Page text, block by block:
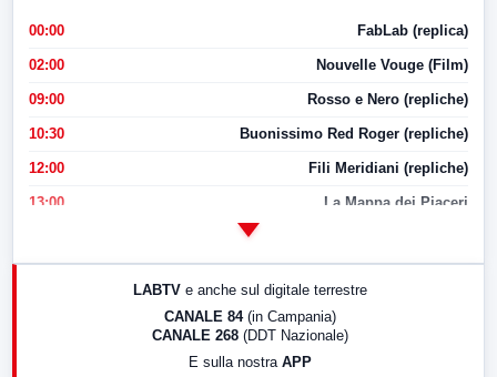
00:00 FabLab (replica)
02:00 Nouvelle Vouge (Film)
09:00 Rosso e Nero (repliche)
10:30 Buonissimo Red Roger (repliche)
12:00 Fili Meridiani (repliche)
13:00 La Mappa dei Piaceri
17:00 LabNews (replica)
LABTV e anche sul digitale terrestre
CANALE 84 (in Campania)
CANALE 268 (DDT Nazionale)
E sulla nostra APP